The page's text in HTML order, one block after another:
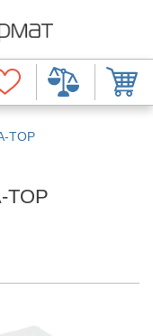
TOP
TOP